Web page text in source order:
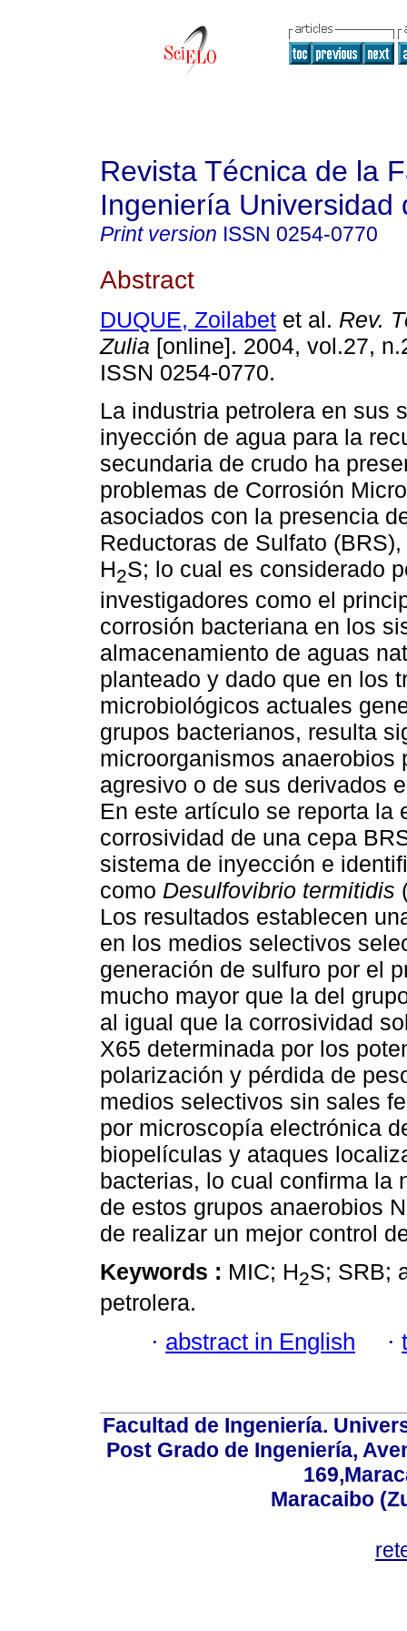
Revista Técnica de la
Ingeniería Universidad
Print version ISSN 0254-0770
Abstract
DUQUE, Zoilabet et al. Rev.
Zulia [online]. 2004, vol.27,
ISSN 0254-0770.
La industria petrolera en sus
inyección de agua para la
secundaria de crudo ha
problemas de Corrosión
asociados con la presencia
Reductoras de Sulfato
H2S; lo cual es considerado
investigadores como el
corrosión bacteriana en los
almacenamiento de aguas
planteado y dado que en los
microbiológicos actuales
grupos bacterianos, resulta
microorganismos anaerobios
agresivo o de sus derivados
En este artículo se reporta la
corrosividad de una cepa
sistema de inyección e
como Desulfovibrio termitidis
Los resultados establecen
en los medios selectivos
generación de sulfuro por el
mucho mayor que la del
al igual que la corrosividad
X65 determinada por los
polarización y pérdida de
medios selectivos sin sales
por microscopía electrónica
biopelículas y ataques
bacterias, lo cual confirma la
de estos grupos anaerobios
de realizar un mejor control
Keywords : MIC; H2S; SRB;
petrolera.
· abstract in English ·
Facultad de Ingeniería.
Post Grado de Ingeniería,
Maracaibo